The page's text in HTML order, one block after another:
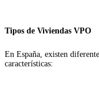
Tipos de Viviendas VPO
En España, existen
características: